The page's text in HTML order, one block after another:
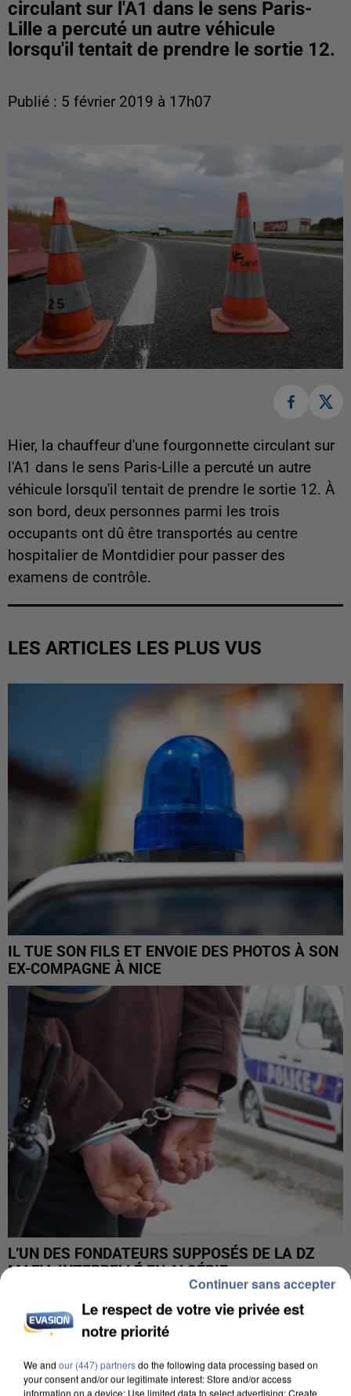
circulant sur l'A1 dans le sens Paris-
Lille a percuté un autre véhicule
lorsqu'il tentait de prendre le sortie 12.
Publié : 5 février 2019 à 17h07
Hier, la chauffeur d'une fourgonnette circulant sur
l'A1 dans le sens Paris-Lille a percuté un autre
véhicule lorsqu'il tentait de prendre le sortie 12. À
son bord, deux personnes parmi les trois
occupants ont dû être transportés au centre
hospitalier de Montdidier pour passer des
examens de contrôle.
LES ARTICLES LES PLUS VUS
IL TUE SON FILS ET ENVOIE DES PHOTOS À SON
EX-COMPAGNE À NICE
L’UN DES FONDATEURS SUPPOSÉS DE LA DZ
MAFIA INTERPELLÉ EN ALGÉRIE
Le respect de votre vie privée est
notre priorité
We and our (447) partnersdo the following data processing based on
your consent and/or our legitimate interest: Store and/or access
information on a device; Use limited data to select advertising; Create
Continuer sans accepter